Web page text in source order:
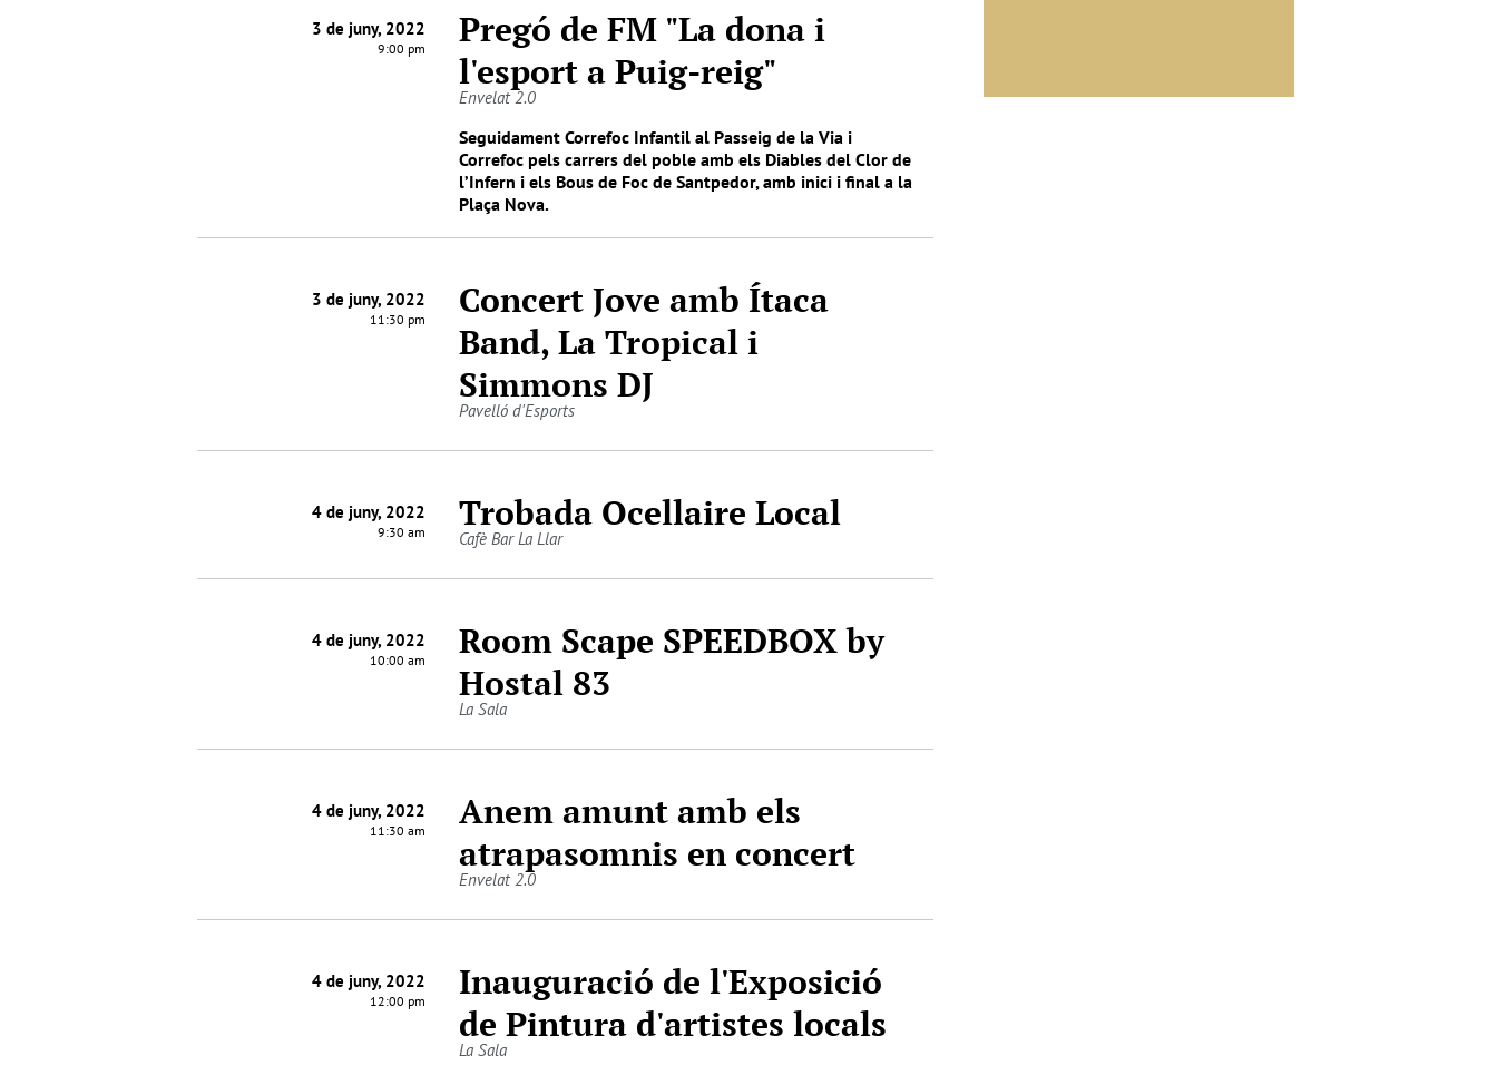
3 de juny, 2022
9:00 pm
Pregó de FM "La dona i
l'esport a Puig-reig"
Envelat 2.0
Seguidament Correfoc Infantil al Passeig de la Via i
Correfoc pels carrers del poble amb els Diables del Clor de
l’Infern i els Bous de Foc de Santpedor, amb inici i final a la
Plaça Nova.
3 de juny, 2022
11:30 pm
Concert Jove amb Ítaca
Band, La Tropical i
Simmons DJ
Pavelló d'Esports
4 de juny, 2022
9:30 am Trobada Ocellaire Local
Cafè Bar La Llar
4 de juny, 2022
10:00 am
Room Scape SPEEDBOX by
Hostal 83
La Sala
4 de juny, 2022
11:30 am
Anem amunt amb els
atrapasomnis en concert
Envelat 2.0
4 de juny, 2022
12:00 pm
Inauguració de l'Exposició
de Pintura d'artistes locals
La Sala